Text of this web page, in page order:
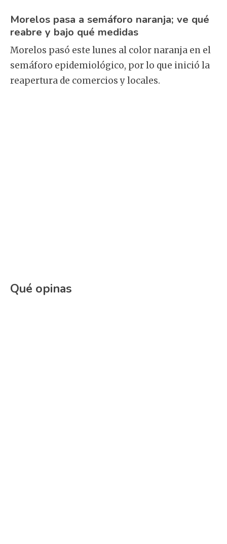
Morelos pasa a semáforo naranja; ve qué
reabre y bajo qué medidas
Morelos pasó este lunes al color naranja en el
semáforo epidemiológico, por lo que inició la
reapertura de comercios y locales.
Qué opinas